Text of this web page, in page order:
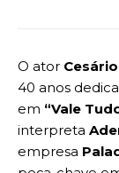
O ator
40 anos
em “Vale
interpreta
empresa